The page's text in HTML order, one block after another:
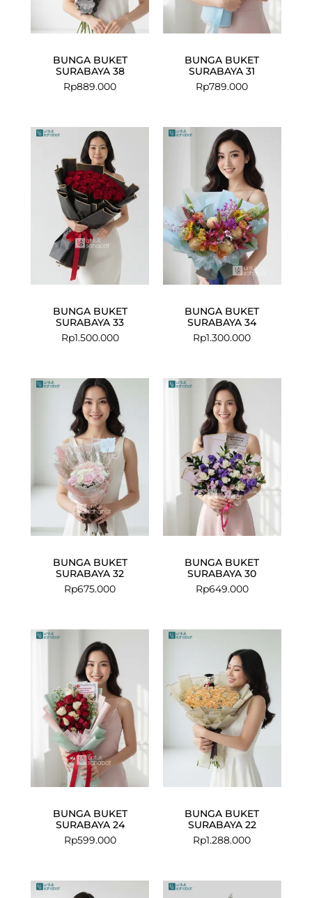
BUNGA BUKET
SURABAYA 38
Rp889.000
BUNGA BUKET
SURABAYA 31
Rp789.000
BUNGA BUKET
SURABAYA 33
Rp1.500.000
BUNGA BUKET
SURABAYA 34
Rp1.300.000
BUNGA BUKET
SURABAYA 32
Rp675.000
BUNGA BUKET
SURABAYA 30
Rp649.000
BUNGA BUKET
SURABAYA 24
Rp599.000
BUNGA BUKET
SURABAYA 22
Rp1.288.000